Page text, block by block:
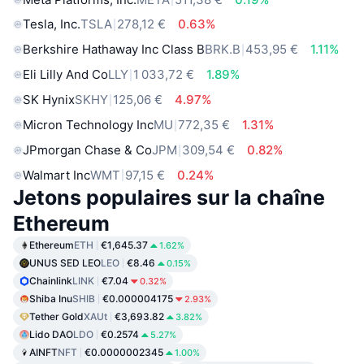
Tesla, Inc.TSLA 278,12 €
0.63%
Berkshire Hathaway Inc Class BBRK.B 453,95 €
1.11%
Eli Lilly And CoLLY 1 033,72 €
1.89%
SK HynixSKHY 125,06 €
4.97%
Micron Technology IncMU 772,35 €
1.31%
JPmorgan Chase & CoJPM 309,54 €
0.82%
Walmart IncWMT 97,15 € 0.24%
Jetons populaires sur la chaîne
Ethereum
EthereumETH €1,645.37 1.62%
UNUS SED LEOLEO €8.46 0.15%
ChainlinkLINK €7.04 0.32%
Shiba InuSHIB €0.000004175 2.93%
Tether GoldXAUt €3,693.82 3.82%
Lido DAOLDO €0.2574 5.27%
AINFTNFT €0.0000002345 1.00%